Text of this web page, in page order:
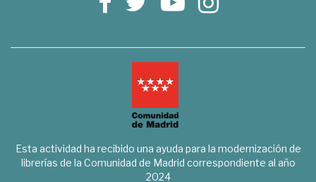
Esta actividad ha recibido una ayuda para la modernización de
librerías de la Comunidad de Madrid correspondiente al año
2024